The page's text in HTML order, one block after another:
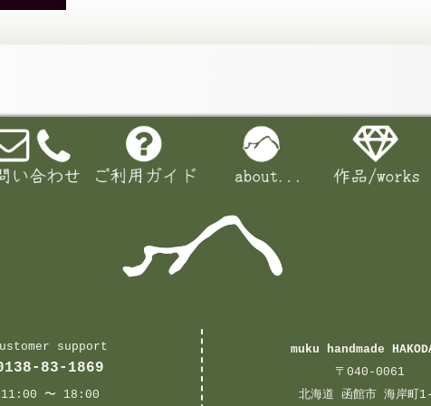
support
83-1869
11:00 〜 18:00
muku handmade
〒040-0061
北海道 函館市 海岸町